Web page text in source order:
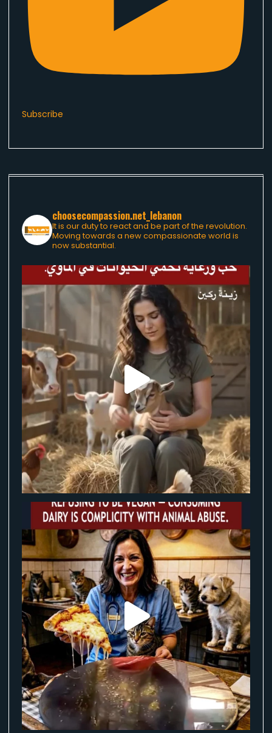
Subscribe
choosecompassion.net_lebanon
It is our duty to react and be part of the revolution.
Moving towards a new compassionate world is
now substantial.